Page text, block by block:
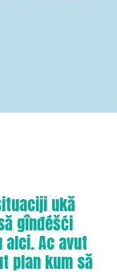
ukă
gînđéšći
Ac avut
plan kum să